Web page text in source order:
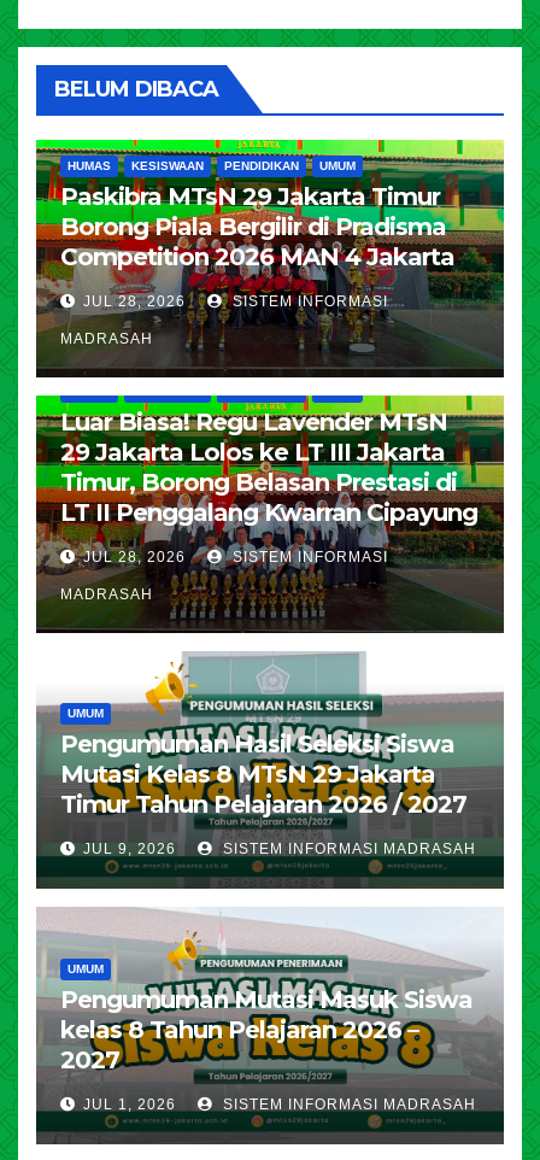
BELUM DIBACA
HUMAS KESISWAAN PENDIDIKAN UMUM
Paskibra MTsN 29 Jakarta Timur
Borong Piala Bergilir di Pradisma
Competition 2026 MAN 4 Jakarta
JUL 28, 2026 SISTEM INFORMASI
MADRASAH
Luar Biasa! Regu Lavender MTsN
29 Jakarta Lolos ke LT III Jakarta
Timur, Borong Belasan Prestasi di
LT II Penggalang Kwarran Cipayung
JUL 28, 2026 SISTEM INFORMASI
MADRASAH
UMUM
Pengumuman Hasil Seleksi Siswa
Mutasi Kelas 8 MTsN 29 Jakarta
Timur Tahun Pelajaran 2026 / 2027
JUL 9, 2026 SISTEM INFORMASI MADRASAH
UMUM
Pengumuman Mutasi Masuk Siswa
kelas 8 Tahun Pelajaran 2026 –
2027
JUL 1, 2026 SISTEM INFORMASI MADRASAH